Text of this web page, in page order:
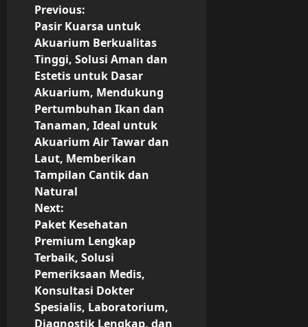
P
o
s
t
n
a
v
i
g
a
t
Previous:
Pasir Kuarsa untuk
Akuarium Berkualitas
Tinggi, Solusi Aman dan
Estetis untuk Dasar
Akuarium, Mendukung
Pertumbuhan Ikan dan
Tanaman, Ideal untuk
Akuarium Air Tawar dan
Laut, Memberikan
Tampilan Cantik dan
Natural
Next:
Paket Kesehatan
Premium Lengkap
Terbaik, Solusi
Pemeriksaan Medis,
Konsultasi Dokter
Spesialis, Laboratorium,
Diagnostik Lengkap, dan